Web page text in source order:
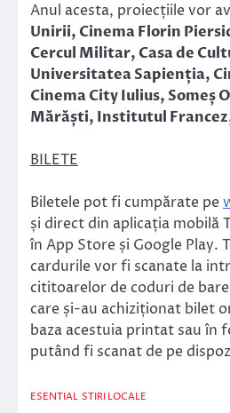
Anul acesta, proiecțiile vor
Unirii, Cinema Florin
Cercul Militar, Casa de
Universitatea Sapienția,
Cinema City Iulius, Someș
Mărăști, Institutul
BILETE
Biletele pot fi cumpărate pe
și direct din aplicația mobilă
în App Store și Google Play.
cardurile vor fi scanate la
cititoarelor de coduri de
care și-au achiziționat bilet
baza acestuia printat sau în
putând fi scanat de pe
ESENTIAL STIRI LOCALE